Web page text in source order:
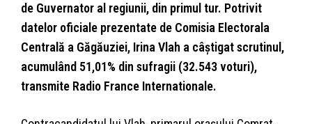
de Guvernator al regiunii, din primul tur. Potrivit
datelor oficiale prezentate de Comisia Electorala
Centrală a Găgăuziei, Irina Vlah a câștigat scrutinul,
acumulând 51,01% din sufragii (32.543 voturi),
transmite Radio France Internationale.